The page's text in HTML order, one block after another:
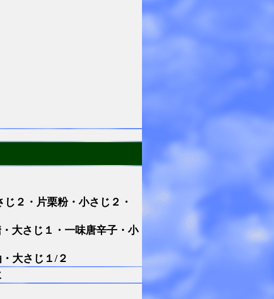
２・片栗粉・小さじ２・
大さじ１・一味唐辛子・小
大さじ１/２